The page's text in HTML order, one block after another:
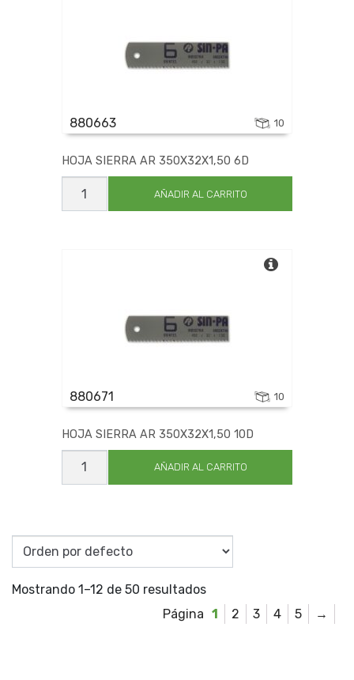
880663 10
HOJA SIERRA AR 350X32X1,50 6D
HOJA
SIERRA
AR
AÑADIR AL CARRITO
880671 10
HOJA SIERRA AR 350X32X1,50 10D
HOJA
SIERRA
AR
AÑADIR AL CARRITO
Mostrando 1–12 de 50 resultados
1
2 3 4 5 →